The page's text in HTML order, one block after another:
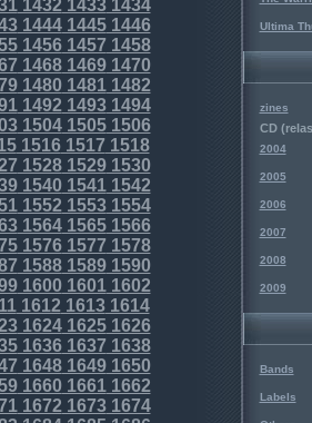
1432 14331434
144414451446
14561457 1458
146814691470
148014811482
1492 14931494
150415051506
15161517 1518
152815291530
154015411542
1552 15531554
156415651566
15761577 1578
158815891590
160016011602
1612 16131614
162416251626
16361637 1638
164816491650
166016611662
1672 16731674
Ultima
zines
CD
2004
2005
2006
2007
2008
2009
Bands
Labels